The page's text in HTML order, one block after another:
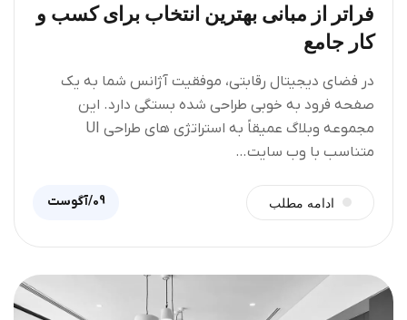
فراتر از مبانی بهترین انتخاب برای کسب و
کار جامع
در فضای دیجیتال رقابتی، موفقیت آژانس شما به یک
صفحه فرود به خوبی طراحی شده بستگی دارد. این
مجموعه وبلاگ عمیقاً به استراتژی های طراحی UI
متناسب با وب سایت…
ادامه مطلب 09/آگوست